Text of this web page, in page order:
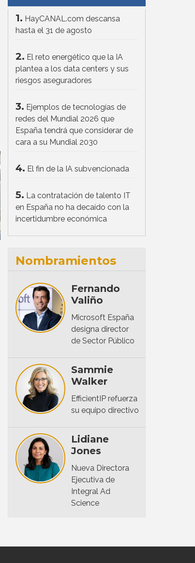
1. HayCANAL.com descansa
hasta el 31 de agosto
2. El reto energético que la IA
plantea a los data centers y sus
riesgos aseguradores
3. Ejemplos de tecnologías de
redes del Mundial 2026 que
España tendrá que considerar de
cara a su Mundial 2030
4. El fin de la IA subvencionada
5. La contratación de talento IT
en España no ha decaído con la
incertidumbre económica
Nombramientos
Fernando
Valiño
Microsoft España
designa director
de Sector Público
Sammie
Walker
EfficientIP refuerza
su equipo directivo
Lidiane
Jones
Nueva Directora
Ejecutiva de
Integral Ad
Science